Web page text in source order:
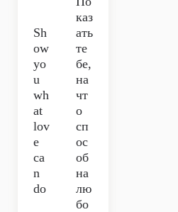
Sh
ow
yo
u
wh
at
lov
e
ca
n
do
каз
ать
те
бе,
на
чт
о
сп
ос
об
на
лю
бо